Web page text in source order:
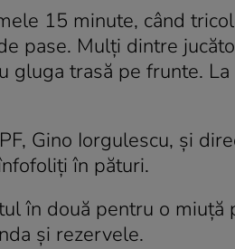
15 minute, când
pase. Mulţi dintre
gluga trasă pe frunte.
Gino Iorgulescu, şi
în pături.
în două pentru o miuţă
şi rezervele.